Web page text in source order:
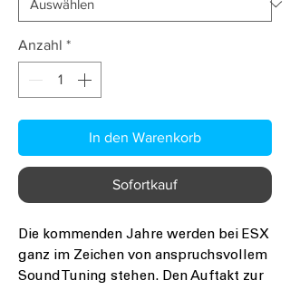
Anzahl *
In den Warenkorb
Sofortkauf
Die kommenden Jahre werden bei ESX
ganz im Zeichen von anspruchsvollem
Sound Tuning stehen. Den Auftakt zur